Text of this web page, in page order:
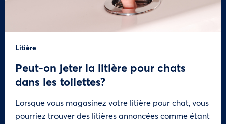
Litière
Peut-on jeter la litière pour chats
dans les toilettes?
Lorsque vous magasinez votre litière pour chat, vous
pourriez trouver des litières annoncées comme étant